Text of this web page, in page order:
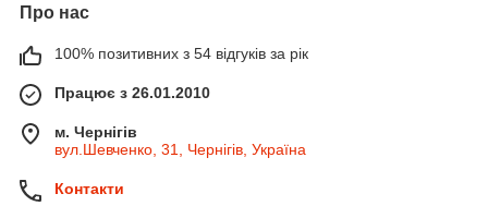
Про нас
100% позитивних з 54 відгуків за рік
Працює з 26.01.2010
м. Чернігів
вул.Шевченко, 31, Чернігів, Україна
Контакти